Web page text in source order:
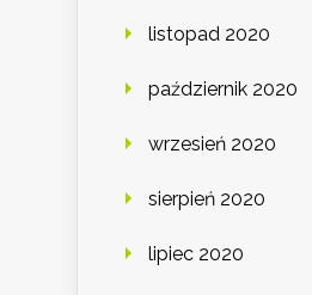
listopad 2020
październik 2020
wrzesień 2020
sierpień 2020
lipiec 2020